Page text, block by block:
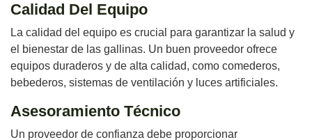
Calidad Del Equipo
La calidad del equipo es crucial para garantizar la salud y
el bienestar de las gallinas. Un buen proveedor ofrece
equipos duraderos y de alta calidad, como comederos,
bebederos, sistemas de ventilación y luces artificiales.
Asesoramiento Técnico
Un proveedor de confianza debe proporcionar